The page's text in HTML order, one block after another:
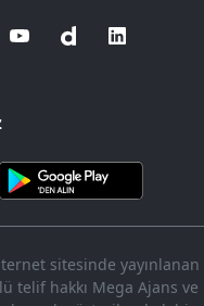
sitesinde yayınlanan
telif hakkı Mega Ajans ve